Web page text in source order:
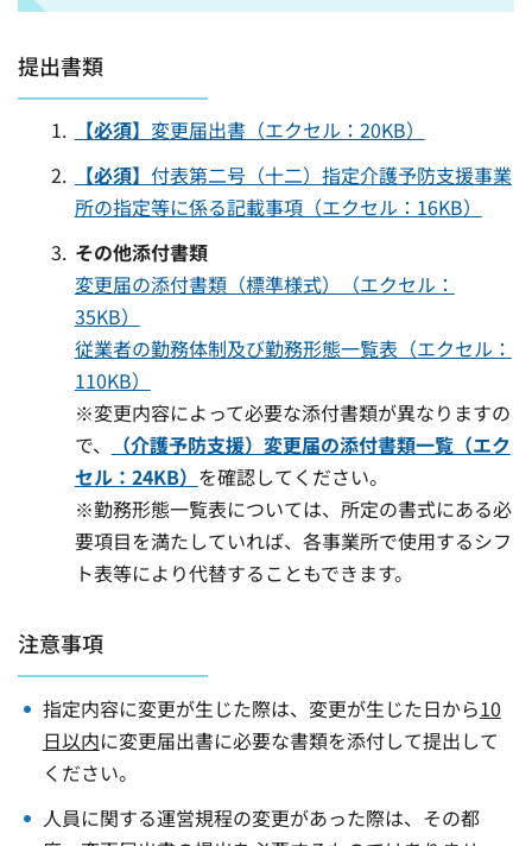
提出書類
【必須】 変更届出書（エクセル：20KB）
【必須】 付表第二号（十二）指定介護予防支援事業
所の指定等に係る記載事項（エクセル：16KB）
その他添付書類
変更届の添付書類（標準様式）（エクセル：
35KB）
従業者の勤務体制及び勤務形態一覧表（エクセル：
110KB）
※変更内容によって必要な添付書類が異なりますの
で、
（介護予防支援）変更届の添付書類一覧（エク
セル：24KB） を確認してください。
※勤務形態一覧表については、所定の書式にある必
要項目を満たしていれば、各事業所で使用するシフ
ト表等により代替することもできます。
注意事項
指定内容に変更が生じた際は、変更が生じた日から10
日以内に変更届出書に必要な書類を添付して提出して
ください。
人員に関する運営規程の変更があった際は、その都